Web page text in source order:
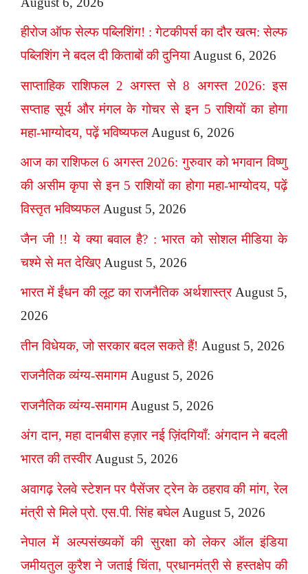
हीरोज ऑफ सेल्फ पब्लिशिंग! : गेटकीपर्स का दौर खत्म: सेल्फ
पब्लिशिंग ने बदल दी किताबों की दुनिया August 6, 2026
साप्ताहिक राशिफल 2 अगस्त से 8 अगस्त 2026: इस
सप्ताह सूर्य और मंगल के गोचर से इन 5 राशियों का होगा
महा-भाग्योदय, पढ़ें भविष्यफल August 6, 2026
आज का राशिफल 6 अगस्त 2026: गुरुवार को भगवान विष्णु
की असीम कृपा से इन 5 राशियों का होगा महा-भाग्योदय, पढ़ें
विस्तृत भविष्यफल August 5, 2026
जैन जी !! ये क्या बवाल है? : भारत को सोशल मीडिया के
चश्मे से मत देखिए August 5, 2026
भारत में ईंधन की लूट का राजनैतिक अर्थशास्त्र August 5,
2026
तीन विधेयक, जो सरकार बदल सकते हैं! August 5, 2026
राजनैतिक व्यंग्य-समागम August 5, 2026
राजनैतिक व्यंग्य-समागम August 5, 2026
अंग दान, महा दानबीस हज़ार नई ज़िंदगियाँ: अंगदान ने बदली
भारत की तस्वीर August 5, 2026
अवागढ़ रेलवे स्टेशन पर पैसेंजर ट्रेन के ठहराव की मांग, रेल
मंत्री से मिले प्रो. एस.पी. सिंह बघेल August 5, 2026
नेपाल में अल्पसंख्यकों की सुरक्षा को लेकर ऑल इंडिया
जमीयतुल कुरैश ने जताई चिंता, प्रधानमंत्री से हस्तक्षेप की